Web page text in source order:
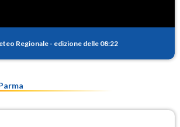
Regionale - edizione delle 08:22